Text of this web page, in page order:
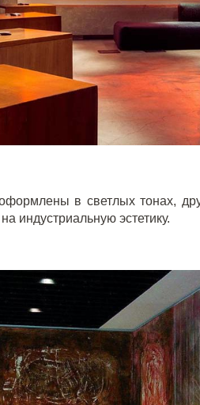
в светлых тонах,
индустриальную эстетику.